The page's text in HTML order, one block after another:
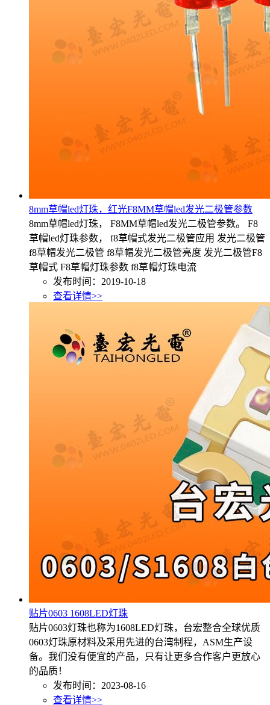
8mm草帽led灯珠，红光F8MM草帽led发光二极管参数
8mm草帽led灯珠， F8MM草帽led发光二极管参数。 F8
草帽led灯珠参数， f8草帽式发光二极管应用 发光二极管
f8草帽发光二极管 f8草帽发光二极管亮度 发光二极管F8
草帽式 F8草帽灯珠参数 f8草帽灯珠电流
发布时间：2019-10-18
查看详情>>
贴片0603 1608LED灯珠
贴片0603灯珠也称为1608LED灯珠，台宏整合全球优质
0603灯珠原材料及采用先进的台湾制程，ASM生产设
备。我们没有便宜的产品，只有让更多合作客户更放心
的品质！
发布时间：2023-08-16
查看详情>>